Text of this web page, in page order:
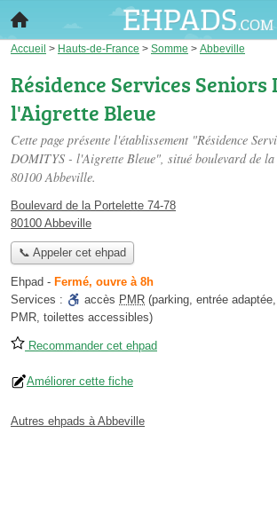
Accueil > Hauts-de-France > Somme > Abbeville
Résidence Services Seniors
l'Aigrette Bleue
Cette page présente l'établissement "Résidence
DOMITYS - l'Aigrette Bleue", situé boulevard de
80100 Abbeville.
Boulevard de la Portelette 74-78
80100 Abbeville
📞 Appeler cet ehpad
Ehpad - Fermé, ouvre à 8h
Services :
accès PMR (parking, entrée
PMR, toilettes accessibles)
Recommander cet ehpad
Améliorer cette fiche
Autres ehpads à Abbeville